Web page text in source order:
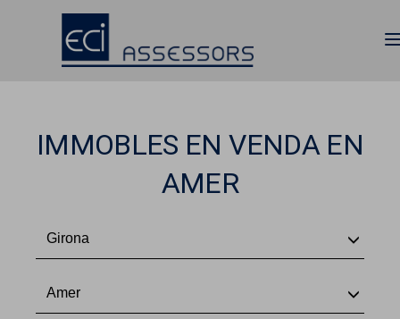
IMMOBLES EN VENDA EN
AMER
Girona
Amer